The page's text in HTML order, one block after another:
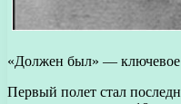
«Должен был» — ключевое
Первый полет стал